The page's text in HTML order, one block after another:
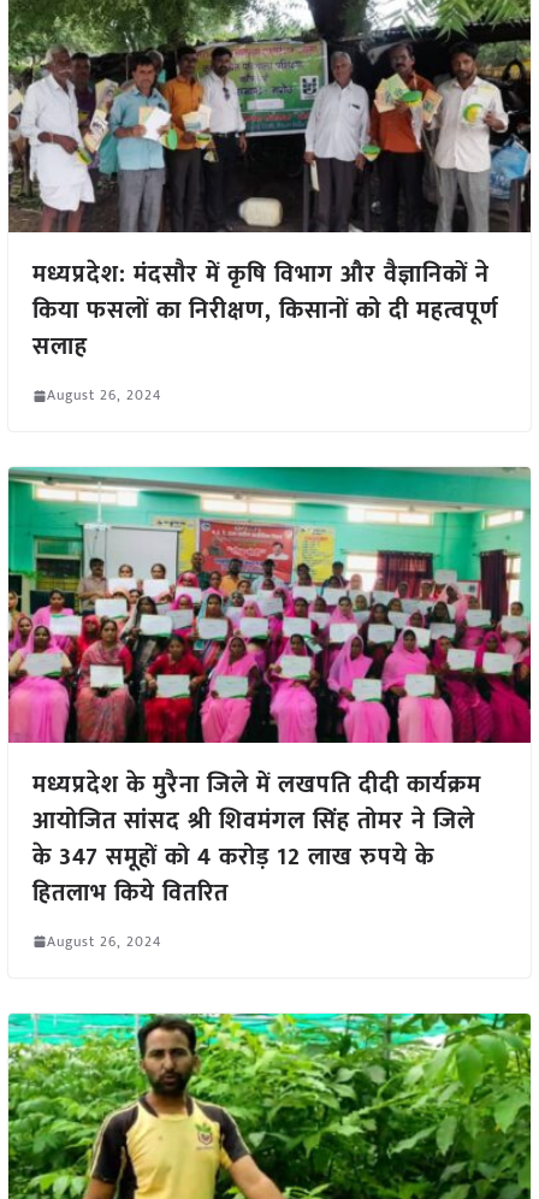
मध्यप्रदेश: मंदसौर में कृषि विभाग और वैज्ञानिकों ने
किया फसलों का निरीक्षण, किसानों को दी महत्वपूर्ण
सलाह
August 26, 2024
मध्यप्रदेश के मुरैना जिले में लखपति दीदी कार्यक्रम
आयोजित सांसद श्री शिवमंगल सिंह तोमर ने जिले
के 347 समूहों को 4 करोड़ 12 लाख रुपये के
हितलाभ किये वितरित
August 26, 2024